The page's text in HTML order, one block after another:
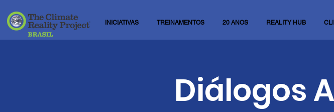
INICIATIVAS TREINAMENTOS 20 ANOS REALITY HUB
Diálogos